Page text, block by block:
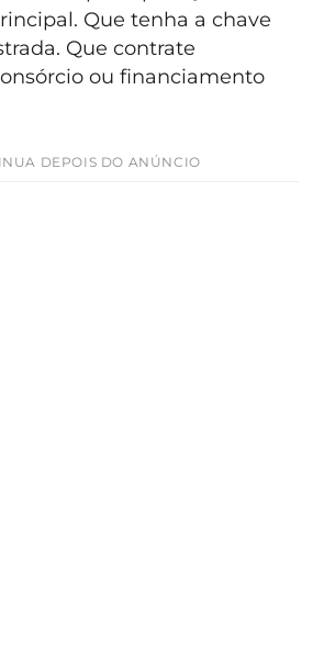
Que tenha a chave
Que contrate
ou financiamento
DEPOIS DO ANÚNCIO